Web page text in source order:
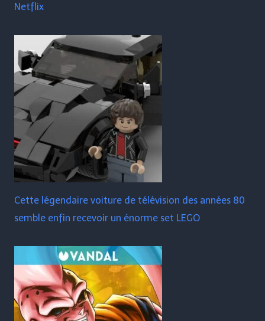
Netflix
Cette légendaire voiture de télévision des années 80
semble enfin recevoir un énorme set LEGO